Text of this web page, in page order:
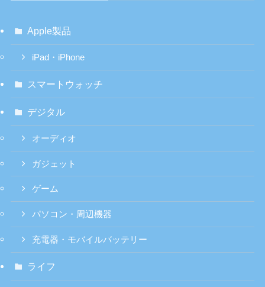
Apple製品
iPad・iPhone
スマートウォッチ
デジタル
オーディオ
ガジェット
ゲーム
パソコン・周辺機器
充電器・モバイルバッテリー
ライフ